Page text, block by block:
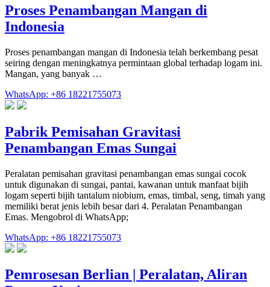
Proses Penambangan Mangan di
Indonesia
Proses penambangan mangan di Indonesia telah berkembang pesat
seiring dengan meningkatnya permintaan global terhadap logam ini.
Mangan, yang banyak …
WhatsApp: +86 18221755073
Pabrik Pemisahan Gravitasi
Penambangan Emas Sungai
Peralatan pemisahan gravitasi penambangan emas sungai cocok
untuk digunakan di sungai, pantai, kawanan untuk manfaat bijih
logam seperti bijih tantalum niobium, emas, timbal, seng, timah yang
memiliki berat jenis lebih besar dari 4. Peralatan Penambangan
Emas. Mengobrol di WhatsApp;
WhatsApp: +86 18221755073
Pemrosesan Berlian | Peralatan, Aliran